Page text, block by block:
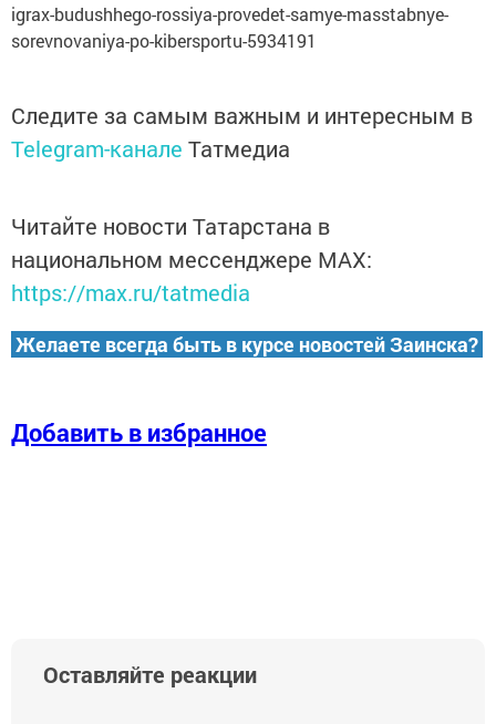
igrax-budushhego-rossiya-provedet-samye-masstabnye-
sorevnovaniya-po-kibersportu-5934191
Следите за самым важным и интересным в
Telegram-канале Татмедиа
Читайте новости Татарстана в
национальном мессенджере MАХ:
https://max.ru/tatmedia
Желаете всегда быть в курсе новостей Заинска?
Добавить в избранное
Оставляйте реакции